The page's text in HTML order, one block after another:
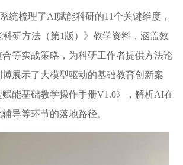
统梳理了AI赋能科研的11个关键维度，
科研方法（第1 版）》教学资料，涵盖效
等实战策略，为科研工作者提供方法论
展示了大模型驱动的基础教育创新案
能基础教学操作手册V1.0》，解析AI在
导等环节的落地路径。